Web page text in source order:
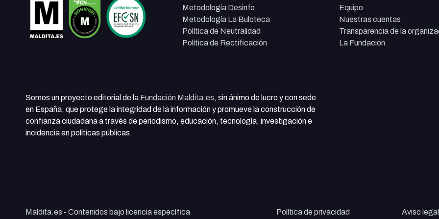
Metodología Desinfo
Metodología La Buloteca
Política de Neutralidad
Política de Rectificación
Equipo
Nuestras cuentas
Transparencia de la
La Fundación
Somos un proyecto editorial de la Fundación Maldita.es, sin ánimo de lucro y con sede
en España, que protege la integridad de la información y promueve la construcción de
confianza ciudadana a través de periodismo, educación, tecnología, investigación e
incidencia en políticas públicas.
Maldita.es - Contenidos bajo licencia específica Política de privacidad Aviso legal